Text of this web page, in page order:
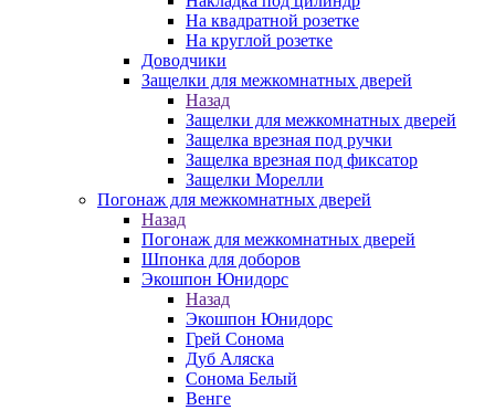
На квадратной розетке
На круглой розетке
Доводчики
Защелки для межкомнатных дверей
Назад
Защелки для межкомнатных дверей
Защелка врезная под ручки
Защелка врезная под фиксатор
Защелки Морелли
Погонаж для межкомнатных дверей
Назад
Погонаж для межкомнатных дверей
Шпонка для доборов
Экошпон Юнидорс
Назад
Экошпон Юнидорс
Грей Сонома
Дуб Аляска
Сонома Белый
Венге